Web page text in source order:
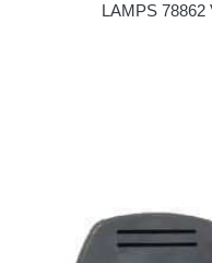
LAMPS 78862